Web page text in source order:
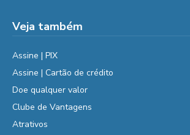
Veja também
Assine | PIX
Assine | Cartão de crédito
Doe qualquer valor
Clube de Vantagens
Atrativos